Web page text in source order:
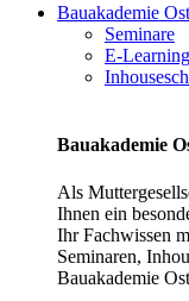
Bauakademie Ost
Seminare
E-
Bauakademie
Als
Ihnen ein
Ihr Fachwissen
Seminaren,
Bauakademie